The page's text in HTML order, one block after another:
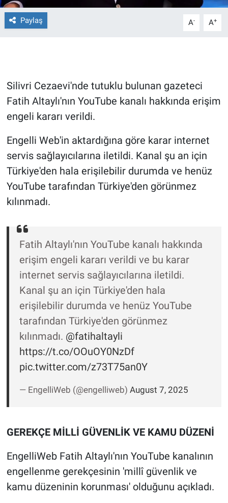
Paylaş A- A+
Silivri Cezaevi'nde tutuklu bulunan gazeteci
Fatih Altaylı'nın YouTube kanalı hakkında erişim
engeli kararı verildi.
Engelli Web'in aktardığına göre karar internet
servis sağlayıcılarına iletildi. Kanal şu an için
Türkiye'den hala erişilebilir durumda ve henüz
YouTube tarafından Türkiye'den görünmez
kılınmadı.
Fatih Altaylı'nın YouTube kanalı hakkında
erişim engeli kararı verildi ve bu karar
internet servis sağlayıcılarına iletildi.
Kanal şu an için Türkiye'den hala
erişilebilir durumda ve henüz YouTube
tarafından Türkiye'den görünmez
kılınmadı. @fatihaltayli
https://t.co/OOuOY0NzDf
pic.twitter.com/z73T75an0Y
— EngelliWeb (@engelliweb) August 7, 2025
GEREKÇE MİLLİ GÜVENLİK VE KAMU DÜZENİ
EngelliWeb Fatih Altaylı'nın YouTube kanalının
engellenme gerekçesinin 'millî güvenlik ve
kamu düzeninin korunması' olduğunu açıkladı.
Gün Bitiyor
Günün görüntüsü
Haber
İlan
Kimdir
Koronavirüs
Kültür Sanat
Ne demişti
Nedir
Popüler
Programlar
Sağlık
Türkiye'nin Geleceği
Türkiye'nin Gündemi
Yerel Gündem